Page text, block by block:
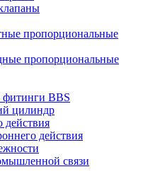
пропорциональные
пропорциональные
фитинги BBS
цилиндр
действия
действия
связи